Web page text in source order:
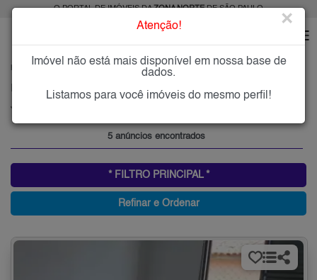
O PORTAL DE IMÓVEIS DAZONA NORTEDE SÃO PAULO
JARDIM FRANCISCO MENDES
Jardim Francisco Mendes, Zona Norte
5 anúncios encontrados
* FILTRO PRINCIPAL *
Refinar e Ordenar
Atenção! ×
Imóvel não está mais disponível em nossa base de
dados.
Listamos para você imóveis do mesmo perfil!